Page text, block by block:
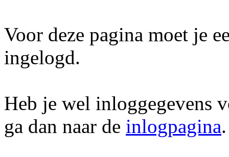
Voor deze pagina moet je
ingelogd.
Heb je wel inloggegevens
ga dan naar de inlogpagina.